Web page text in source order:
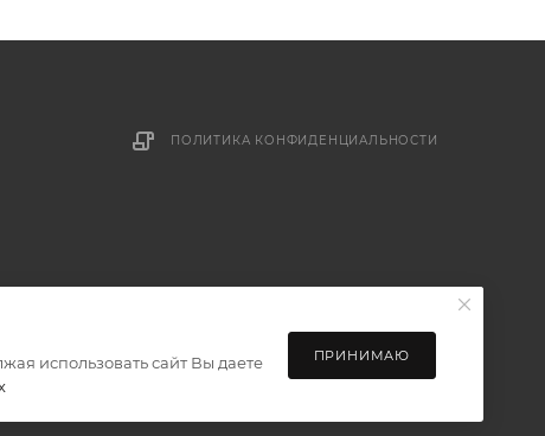
ПОЛИТИКА КОНФИДЕНЦИАЛЬНОСТИ
использовать сайт Вы даете
ПРИНИМАЮ